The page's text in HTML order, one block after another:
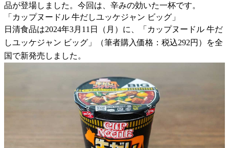
品が登場しました。今回は、辛みの効いた一杯です。
「カップヌードル 牛だしユッケジャン ビッグ」
日清食品は2024年3月11日（月）に、「カップヌードル 牛だ
しユッケジャン ビッグ」（筆者購入価格：税込292円）を全
国で新発売しました。